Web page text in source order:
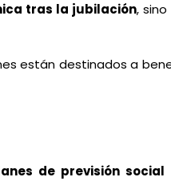
tras la jubilación,
están destinados a
de previsión social